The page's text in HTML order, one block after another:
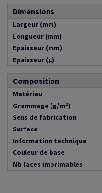
Dimensions
Largeur (mm)
Longueur (mm)
Epaisseur (mm)
Epaisseur (µ)
Composition
Matériau
Grammage (g/m²)
Sens de fabrication
Surface
Information technique
Couleur de base
Nb faces imprimables